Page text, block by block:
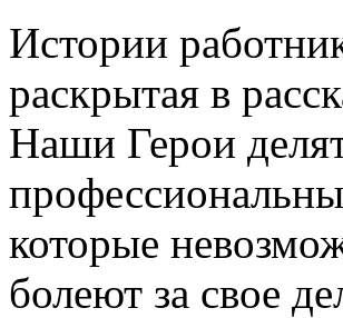
Истории
раскрытая в
Наши Герои
которые
болеют за свое